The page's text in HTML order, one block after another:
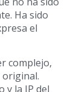
Ha sido
el
complejo,
y la IP del